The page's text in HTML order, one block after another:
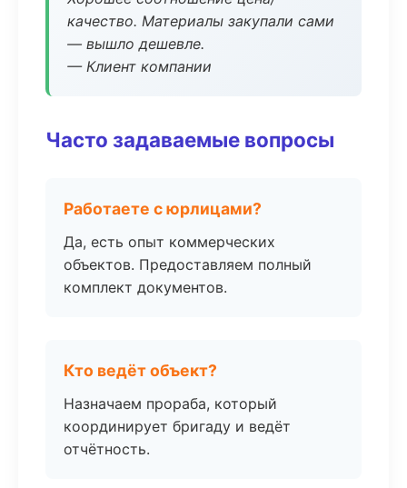
качество. Материалы закупали сами
— вышло дешевле.
— Клиент компании
Часто задаваемые вопросы
Работаете с юрлицами?
Да, есть опыт коммерческих
объектов. Предоставляем полный
комплект документов.
Кто ведёт объект?
Назначаем прораба, который
координирует бригаду и ведёт
отчётность.